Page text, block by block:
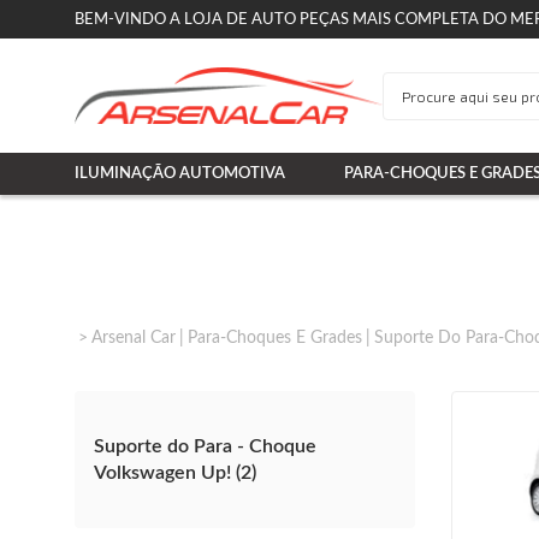
BEM-VINDO A LOJA DE AUTO PEÇAS MAIS COMPLETA DO
ILUMINAÇÃO AUTOMOTIVA PARA-CHOQUES E
Arsenal Car Para-Choques E Grades Suporte Do Para-
Suporte do Para - Choque
Volkswagen Up! (2)